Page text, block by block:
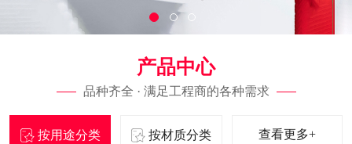
产品中心
品种齐全 · 满足工程商的各种需求
按用途分类 按材质分类 查看更多+